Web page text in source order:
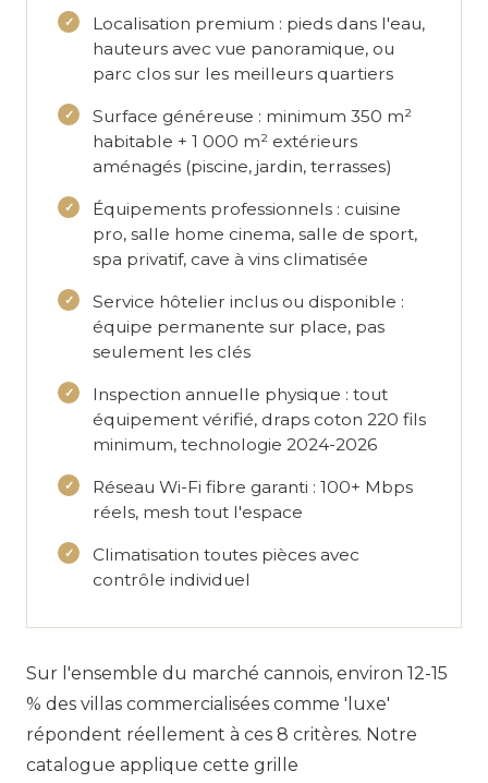
Localisation premium : pieds dans l'eau,
hauteurs avec vue panoramique, ou
parc clos sur les meilleurs quartiers
Surface généreuse : minimum 350 m²
habitable + 1 000 m² extérieurs
aménagés (piscine, jardin, terrasses)
Équipements professionnels : cuisine
pro, salle home cinema, salle de sport,
spa privatif, cave à vins climatisée
Service hôtelier inclus ou disponible :
équipe permanente sur place, pas
seulement les clés
Inspection annuelle physique : tout
équipement vérifié, draps coton 220 fils
minimum, technologie 2024-2026
Réseau Wi-Fi fibre garanti : 100+ Mbps
réels, mesh tout l'espace
Climatisation toutes pièces avec
contrôle individuel
Sur l'ensemble du marché cannois, environ 12-15
% des villas commercialisées comme 'luxe'
répondent réellement à ces 8 critères. Notre
catalogue applique cette grille